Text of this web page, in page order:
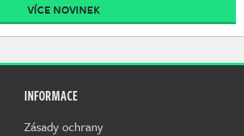
VÍCE NOVINEK
INFORMACE
Zásady ochrany